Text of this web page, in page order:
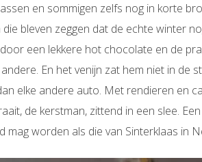
en sommigen zelfs nog in korte
bleven zeggen dat de echte winter
een lekkere hot chocolate en de
En het venijn zat hem niet in de
elke andere auto. Met rendieren en
de kerstman, zittend in een slee.
mag worden als die van Sinterklaas in